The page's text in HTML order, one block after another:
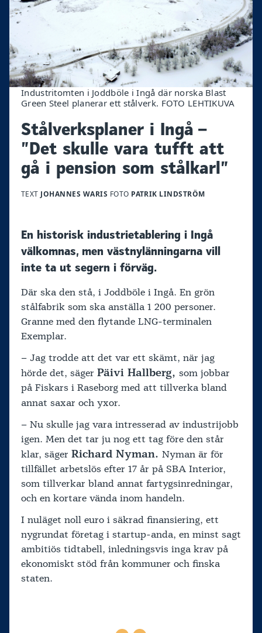
Industritomten i Joddböle i Ingå där norska Blast
Green Steel planerar ett stålverk. FOTO LEHTIKUVA
Stålverksplaner i Ingå –
”Det skulle vara tufft att
gå i pension som stålkarl”
TEXT JOHANNES WARIS FOTO PATRIK LINDSTRÖM
En historisk industrietablering i Ingå
välkomnas, men västnylänningarna vill
inte ta ut segern i förväg.
Där ska den stå, i Joddböle i Ingå. En grön
stålfabrik som ska anställa 1 200 personer.
Granne med den flytande LNG-terminalen
Exemplar.
– Jag trodde att det var ett skämt, när jag
hörde det, säger Päivi Hallberg, som jobbar
på Fiskars i Raseborg med att tillverka bland
annat saxar och yxor.
– Nu skulle jag vara intresserad av industrijobb
igen. Men det tar ju nog ett tag före den står
klar, säger Richard Nyman. Nyman är för
tillfället arbetslös efter 17 år på SBA Interior,
som tillverkar bland annat fartygsinredningar,
och en kortare vända inom handeln.
I nuläget noll euro i säkrad finansiering, ett
nygrundat företag i startup-anda, en minst sagt
ambitiös tidtabell, inledningsvis inga krav på
ekonomiskt stöd från kommuner och finska
staten.